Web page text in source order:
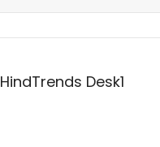
HindTrends Desk1